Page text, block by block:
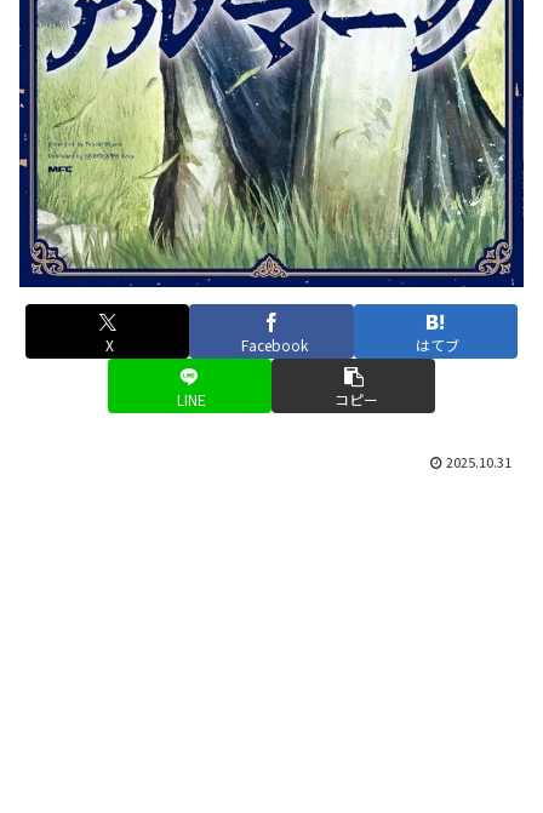
X Facebook はてブ
LINE コピー
2025.10.31